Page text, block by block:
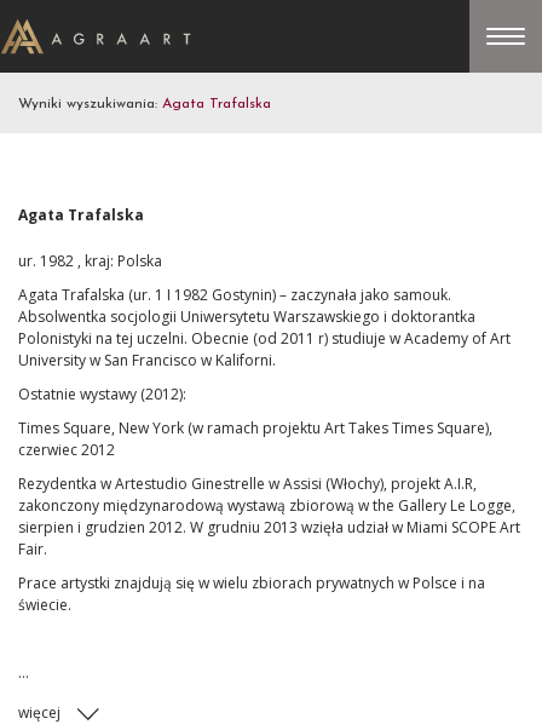
Wyniki wyszukiwania: Agata Trafalska
Agata Trafalska
ur. 1982 , kraj: Polska
Agata Trafalska (ur. 1 I 1982 Gostynin) – zaczynała jako samouk.
Absolwentka socjologii Uniwersytetu Warszawskiego i doktorantka
Polonistyki na tej uczelni. Obecnie (od 2011 r) studiuje w Academy of Art
University w San Francisco w Kaliforni.
Ostatnie wystawy (2012):
Times Square, New York (w ramach projektu Art Takes Times Square),
czerwiec 2012
Rezydentka w Artestudio Ginestrelle w Assisi (Włochy), projekt A.I.R,
zakonczony międzynarodową wystawą zbiorową w the Gallery Le Logge,
sierpien i grudzien 2012. W grudniu 2013 wzięła udział w Miami SCOPE Art
Fair.
Prace artystki znajdują się w wielu zbiorach prywatnych w Polsce i na
świecie.
...
więcej